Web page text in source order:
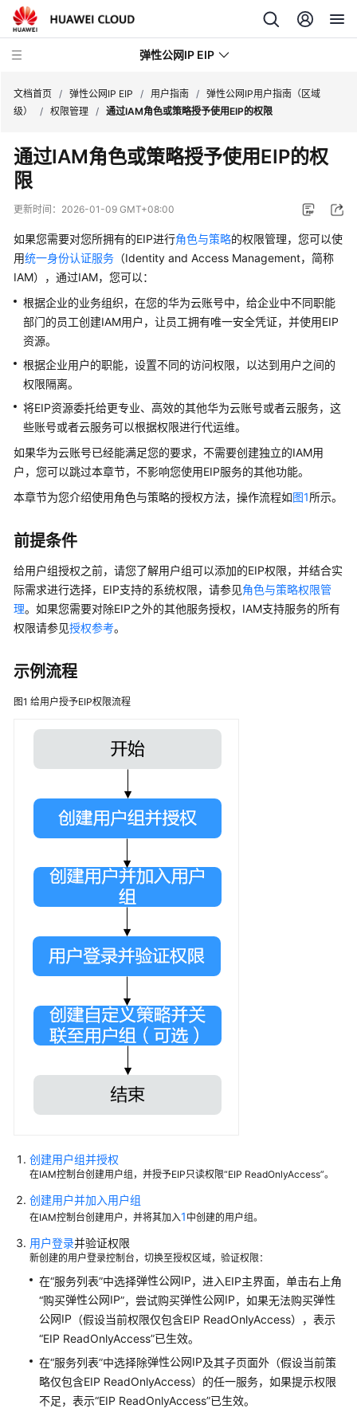
弹性公网IP EIP
最
新
动
产
品
介
绍
计
费
说
明
快
速
入
门
用
指
弹
性
公
IP
用
户
南
权
限
理
通
IAM
角
色
策
略
授
权
限
通
IAM
身
份
策
略
使
用
EIP
文档首页 / 弹性公网IP EIP / 用户指南 / 弹性公网IP用户指南（区域
级）
/ 权限管理 / 通过IAM角色或策略授予使用EIP的权限
通过IAM角色或策略授予使用EIP的权
限
更新时间： 2026-01-09 GMT+08:00
如果您需要对您所拥有的EIP进行角色与策略的权限管理，您可以使
用统一身份认证服务 （Identity and Access Management，简称
IAM），通过IAM，您可以：
根据企业的业务组织，在您的华为云账号中，给企业中不同职能
部门的员工创建IAM用户，让员工拥有唯一安全凭证，并使用EIP
资源。
根据企业用户的职能，设置不同的访问权限，以达到用户之间的
权限隔离。
将EIP资源委托给更专业、高效的其他华为云账号或者云服务，这
些账号或者云服务可以根据权限进行代运维。
如果华为云账号已经能满足您的要求，不需要创建独立的IAM用
户，您可以跳过本章节，不影响您使用EIP服务的其他功能。
本章节为您介绍使用角色与策略的授权方法，操作流程如图1所示。
前提条件
给用户组授权之前，请您了解用户组可以添加的EIP权限，并结合实
际需求进行选择，EIP支持的系统权限，请参见角色与策略权限管
理。如果您需要对除EIP之外的其他服务授权，IAM支持服务的所有
权限请参见授权参考。
示例流程
图1 给用户授予EIP权限流程
创建用户组并授权
在IAM控制台创建用户组，并授予EIP只读权限“EIP ReadOnlyAccess”。
创建用户并加入用户组
在IAM控制台创建用户，并将其加入1 中创建的用户组。
用户登录并验证权限
新创建的用户登录控制台，切换至授权区域，验证权限：
在“服务列表”中选择弹性公网IP，进入EIP主界面，单击右上角
“购买弹性公网IP”，尝试购买弹性公网IP，如果无法购买弹性
公网IP （假设当前权限仅包含EIP ReadOnlyAccess），表示
“EIP ReadOnlyAccess”已生效。
在“服务列表”中选择除弹性公网IP及其子页面外（假设当前策
略仅包含EIP ReadOnlyAccess）的任一服务，如果提示权限
不足，表示“EIP ReadOnlyAccess”已生效。